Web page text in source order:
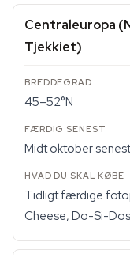
Centraleuropa
Tjekkiet)
45–52°N
Midt oktober senest
Tidligt færdige
Cheese, Do-Si-